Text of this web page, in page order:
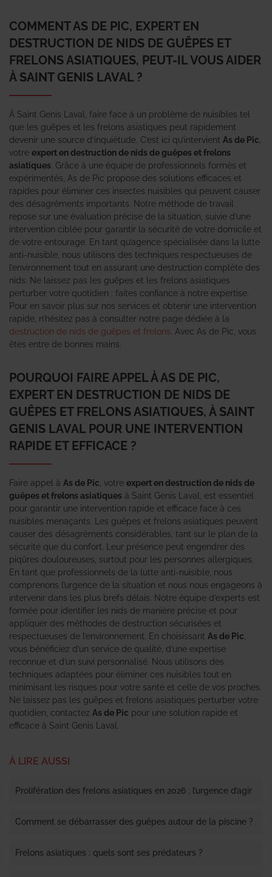
COMMENT AS DE PIC, EXPERT EN
DESTRUCTION DE NIDS DE GUÊPES ET
FRELONS ASIATIQUES, PEUT-IL VOUS AIDER
À SAINT GENIS LAVAL ?
À Saint Genis Laval, faire face à un problème de nuisibles tel
que les guêpes et les frelons asiatiques peut rapidement
devenir une source d’inquiétude. C’est ici qu’intervient As de Pic
votre expert en destruction de nids de guêpes et frelons
asiatiques . Grâce à une équipe de professionnels formés et
expérimentés, As de Pic propose des solutions efficaces et
rapides pour éliminer ces insectes nuisibles qui peuvent causer
des désagréments importants. Notre méthode de travail
repose sur une évaluation précise de la situation, suivie d’une
intervention ciblée pour garantir la sécurité de votre domicile et
de votre entourage. En tant qu’agence spécialisée dans la lutte
anti-nuisible, nous utilisons des techniques respectueuses de
l’environnement tout en assurant une destruction complète des
nids. Ne laissez pas les guêpes et les frelons asiatiques
perturber votre quotidien ; faites confiance à notre expertise.
Pour en savoir plus sur nos services et obtenir une intervention
rapide, n’hésitez pas à consulter notre page dédiée à la
destruction de nids de guêpes et frelons . Avec As de Pic, vous
êtes entre de bonnes mains.
POURQUOI FAIRE APPEL À AS DE PIC,
EXPERT EN DESTRUCTION DE NIDS DE
GUÊPES ET FRELONS ASIATIQUES, À SAINT
GENIS LAVAL POUR UNE INTERVENTION
RAPIDE ET EFFICACE ?
Faire appel à As de Pic , votre expert en destruction de nids de
guêpes et frelons asiatiques à Saint Genis Laval, est essentiel
pour garantir une intervention rapide et efficace face à ces
nuisibles menaçants. Les guêpes et frelons asiatiques peuvent
causer des désagréments considérables, tant sur le plan de la
sécurité que du confort. Leur présence peut engendrer des
piqûres douloureuses, surtout pour les personnes allergiques.
En tant que professionnels de la lutte anti-nuisible, nous
comprenons l’urgence de la situation et nous nous engageons à
intervenir dans les plus brefs délais. Notre équipe d’experts est
formée pour identifier les nids de manière précise et pour
appliquer des méthodes de destruction sécurisées et
respectueuses de l’environnement. En choisissant As de Pic
vous bénéficiez d’un service de qualité, d’une expertise
reconnue et d’un suivi personnalisé. Nous utilisons des
techniques adaptées pour éliminer ces nuisibles tout en
minimisant les risques pour votre santé et celle de vos proches.
Ne laissez pas les guêpes et frelons asiatiques perturber votre
quotidien, contactez As de Pic pour une solution rapide et
efficace à Saint Genis Laval.
À LIRE AUSSI
Prolifération des frelons asiatiques en 2026 : l’urgence d’agir
Comment se débarrasser des guêpes autour de la piscine ?
Frelons asiatiques : quels sont ses prédateurs ?